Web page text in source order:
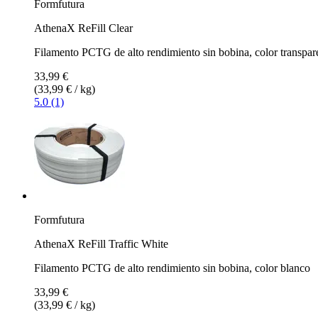
Formfutura
AthenaX ReFill Clear
Filamento PCTG de alto rendimiento sin bobina, color
33,99 €
(33,99 € / kg)
5.0 (1)
Formfutura
AthenaX ReFill Traffic White
Filamento PCTG de alto rendimiento sin bobina, color blanco
33,99 €
(33,99 € / kg)